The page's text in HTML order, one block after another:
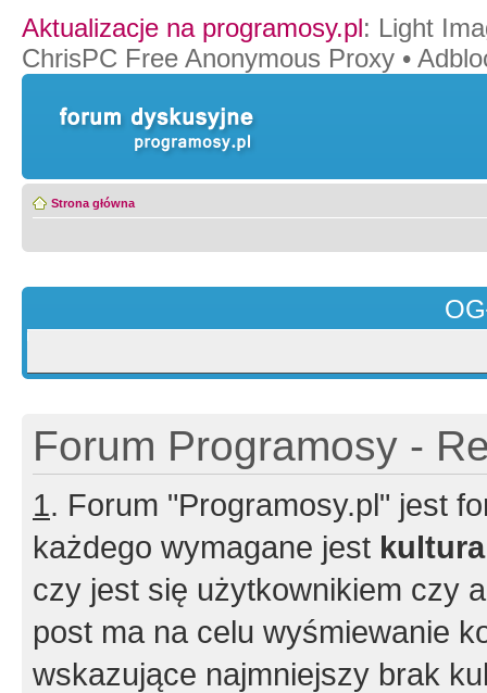
Aktualizacje na programosy.pl: Light
ChrisPC Free Anonymous Proxy •
Strona główna
Forum Programosy -
1. Forum "Programosy.pl" jest
każdego wymagane jest
czy jest się użytkownikiem czy
post ma na celu wyśmiewanie
wskazujące najmniejszy brak